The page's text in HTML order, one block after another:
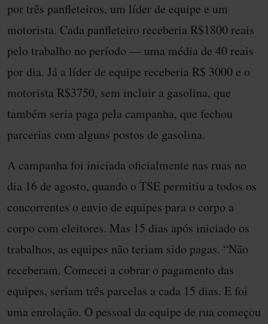
por três panfleteiros, um líder de equipe e um
motorista. Cada panfleteiro receberia R$1800 reais
pelo trabalho no período — uma média de 40 reais
por dia. Já a líder de equipe receberia R$ 3000 e o
motorista R$3750, sem incluir a gasolina, que
também seria paga pela campanha, que fechou
parcerias com alguns postos de gasolina.
A campanha foi iniciada oficialmente nas ruas no
dia 16 de agosto, quando o TSE permitiu a todos os
concorrentes o envio de equipes para o corpo a
corpo com eleitores. Mas 15 dias após iniciado os
trabalhos, as equipes não teriam sido pagas. “Não
receberam. Comecei a cobrar o pagamento das
equipes, seriam três parcelas a cada 15 dias. E foi
uma enrolação. O pessoal da equipe de rua começou